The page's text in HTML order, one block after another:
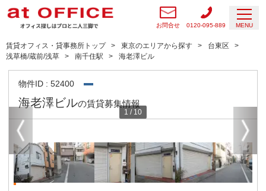
お問合せ 0120-095-889 MENU
賃貸オフィス・貸事務所トップ 東京のエリアから探す
台東区
浅草橋/蔵前/浅草
南千住駅 海老澤ビル
物件ID : 52400
海老澤ビルの賃貸募集情報
1 / 10